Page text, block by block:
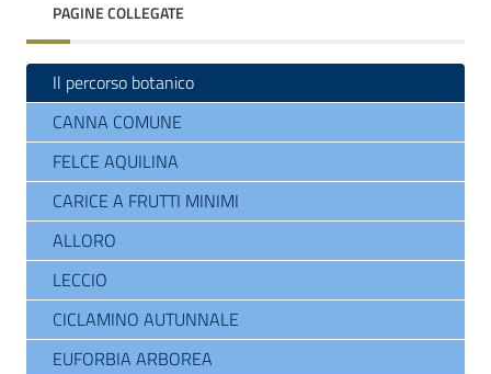
PAGINE COLLEGATE
Il percorso botanico
CANNA COMUNE
FELCE AQUILINA
CARICE A FRUTTI MINIMI
ALLORO
LECCIO
CICLAMINO AUTUNNALE
EUFORBIA ARBOREA